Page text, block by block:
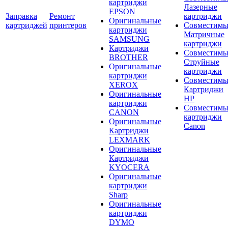
Заправка
картриджей
Ремонт
принтеров
картриджи
EPSON
Оригинальные
картриджи
SAMSUNG
Картриджи
BROTHER
Оригинальные
картриджи
XEROX
Оригинальные
картриджи
CANON
Оригинальные
Картриджи
LEXMARK
Оригинальные
Картриджи
KYOCERA
Оригинальные
картриджи
Sharp
Оригинальные
картриджи
DYMO
Лазерные
картриджи
Матричные
картриджи
Струйные
картриджи
Картриджи
HP
картриджи
Canon